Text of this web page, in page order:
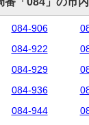
084-906
084-922
084-929
084-936
084-944